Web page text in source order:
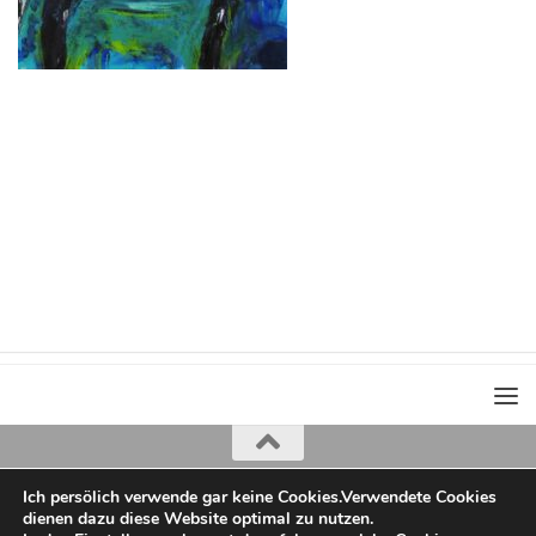
Iris Greiner
copyright 2022
Ich persölich verwende gar keine Cookies.Verwendete Cookies
dienen dazu diese Website optimal zu nutzen.